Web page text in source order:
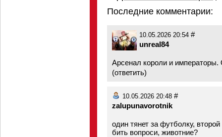
Последние комментарии:
10.05.2026 20:54 #
unreal84
Арсенал короли и
(ответить)
10.05.2026 20:48 #
zalupunavorotnik
один тянет за футболку,
бить вопроси, животние?